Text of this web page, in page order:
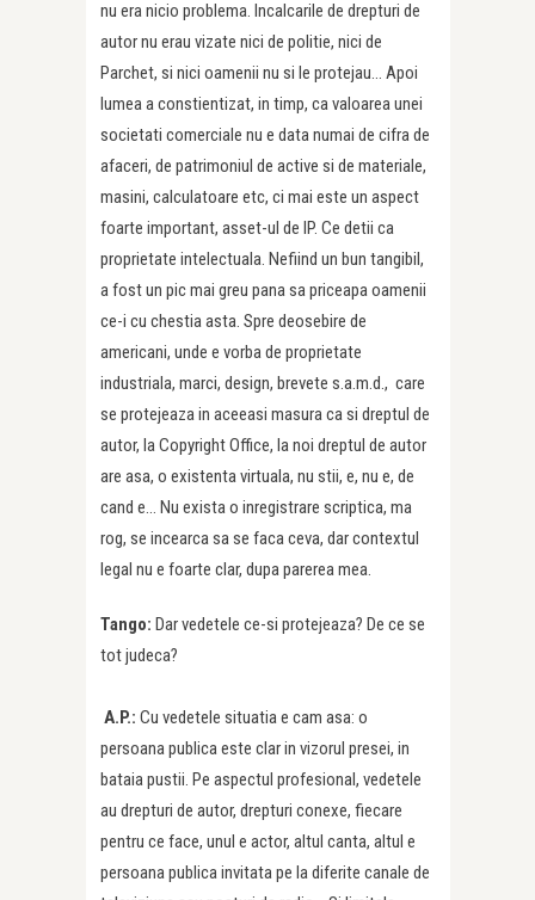
nu era nicio problema. Incalcarile de drepturi de
autor nu erau vizate nici de politie, nici de
Parchet, si nici oamenii nu si le protejau… Apoi
lumea a constientizat, in timp, ca valoarea unei
societati comerciale nu e data numai de cifra de
afaceri, de patrimoniul de active si de materiale,
masini, calculatoare etc, ci mai este un aspect
foarte important, asset-ul de IP. Ce detii ca
proprietate intelectuala. Nefiind un bun tangibil,
a fost un pic mai greu pana sa priceapa oamenii
ce-i cu chestia asta. Spre deosebire de
americani, unde e vorba de proprietate
industriala, marci, design, brevete s.a.m.d., care
se protejeaza in aceeasi masura ca si dreptul de
autor, la Copyright Office, la noi dreptul de autor
are asa, o existenta virtuala, nu stii, e, nu e, de
cand e… Nu exista o inregistrare scriptica, ma
rog, se incearca sa se faca ceva, dar contextul
legal nu e foarte clar, dupa parerea mea.
Tango: Dar vedetele ce-si protejeaza? De ce se
tot judeca?
A.P.: Cu vedetele situatia e cam asa: o
persoana publica este clar in vizorul presei, in
bataia pustii. Pe aspectul profesional, vedetele
au drepturi de autor, drepturi conexe, fiecare
pentru ce face, unul e actor, altul canta, altul e
persoana publica invitata pe la diferite canale de